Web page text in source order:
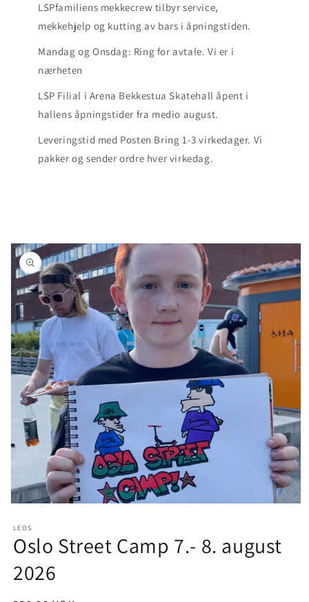
LSPfamiliens mekkecrew tilbyr service,
mekkehjelp og kutting av bars i åpningstiden.
Mandag og Onsdag: Ring for avtale. Vi er i
nærheten
LSP Filial i Arena Bekkestua Skatehall åpent i
hallens åpningstider fra medio august.
Leveringstid med Posten Bring 1-3 virkedager. Vi
pakker og sender ordre hver virkedag.
Skip to
product
information
1
in
modal
LEOS
Oslo Street Camp 7.- 8. august
2026